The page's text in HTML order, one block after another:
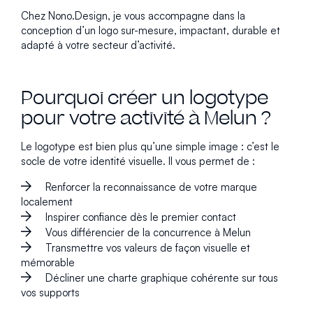
Chez Nono.Design, je vous accompagne dans la
conception d’un logo sur-mesure, impactant, durable et
adapté à votre secteur d’activité.
Pourquoi créer un logotype
pour votre activité à Melun ?
Le logotype est bien plus qu’une simple image : c’est le
socle de votre identité visuelle. Il vous permet de :
Renforcer la reconnaissance de votre marque
localement
Inspirer confiance dès le premier contact
Vous différencier de la concurrence à Melun
Transmettre vos valeurs de façon visuelle et
mémorable
Décliner une charte graphique cohérente sur tous
vos supports